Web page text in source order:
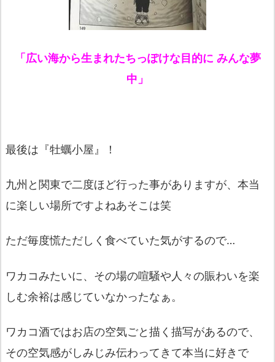
「広い海から生まれたちっぽけな目的に みんな夢
中」
最後は『牡蠣小屋』！
九州と関東で二度ほど行った事がありますが、 本当
に楽しい場所ですよねあそこは笑
ただ毎度慌ただしく食べていた気がするので…
ワカコみたいに、 その場の喧騒や人々の賑わいを楽
しむ余裕は感じていなかったなぁ。
ワカコ酒ではお店の空気ごと描く描写があるので、
その空気感がしみじみ伝わってきて本当に好きで